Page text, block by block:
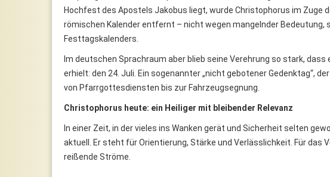
Hochfest des Apostels Jakobus liegt, wurde Christophorus im Zuge
römischen Kalender entfernt – nicht wegen mangelnder Bedeutung,
Festtagskalenders.
Im deutschen Sprachraum aber blieb seine Verehrung so stark, dass
erhielt: den 24. Juli. Ein sogenannter „nicht gebotener Gedenktag“,
von Pfarrgottesdiensten bis zur Fahrzeugsegnung.
Christophorus heute: ein Heiliger mit bleibender Relevanz
In einer Zeit, in der vieles ins Wanken gerät und Sicherheit selten
aktuell. Er steht für Orientierung, Stärke und Verlässlichkeit. Für
reißende Ströme.